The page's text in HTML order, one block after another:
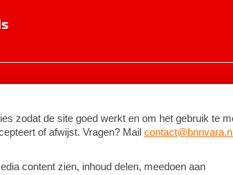
BNNVARA